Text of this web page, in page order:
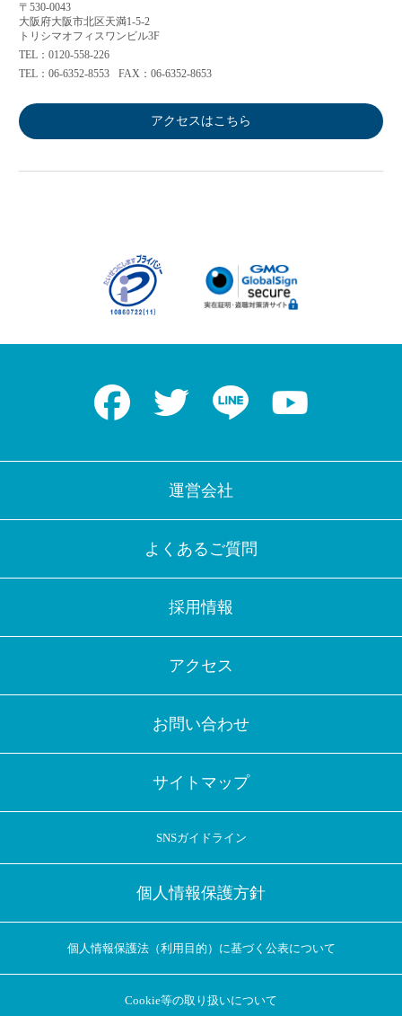
〒530-0043
大阪府大阪市北区天満1-5-2
トリシマオフィスワンビル3F
TEL：0120-558-226
TEL：06-6352-8553
FAX：06-6352-8653
アクセスはこちら
Facebook Twitter LINE
運営会社
よくあるご質問
採用情報
アクセス
お問い合わせ
サイトマップ
SNSガイドライン
個人情報保護方針
個人情報保護法（利用目的）に基づく公表について
Cookie等の取り扱いについて